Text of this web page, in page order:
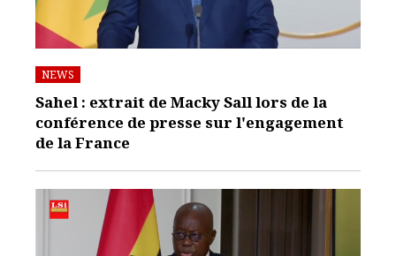
NEWS
Sahel : extrait de Macky Sall lors de la
conférence de presse sur l'engagement
de la France